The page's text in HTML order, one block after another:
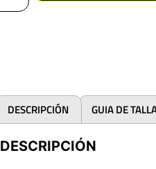
DESCRIPCIÓN GUIA DE
DESCRIPCIÓN